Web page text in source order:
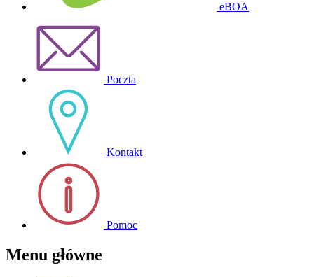
eBOA
Poczta
Kontakt
Pomoc
Menu główne